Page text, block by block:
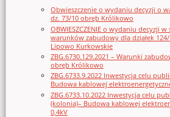
Obwieszczenie o wydaniu decyzji o
dz. 73/10 obręb Królikowo
OBWIESZCZENIE o wydaniu decyzji
warunków zabudowy dla działek
Lipowo Kurkowskie
ZBG.6730.129.2021 – Warunki
obręb Królikowo
ZBG.6733.9.2022 Inwestycja celu
Budowa kablowej
ZBG.6733.10.2022 Inwestycja celu
(kolonia)– Budowa kablowej
0,4kV